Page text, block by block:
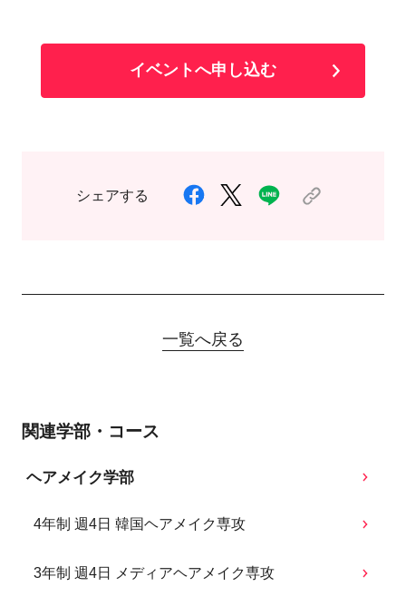
イベントへ申し込む
シェアする
一覧へ戻る
関連学部・コース
ヘアメイク学部
4年制 週4日 韓国ヘアメイク専攻
3年制 週4日 メディアヘアメイク専攻